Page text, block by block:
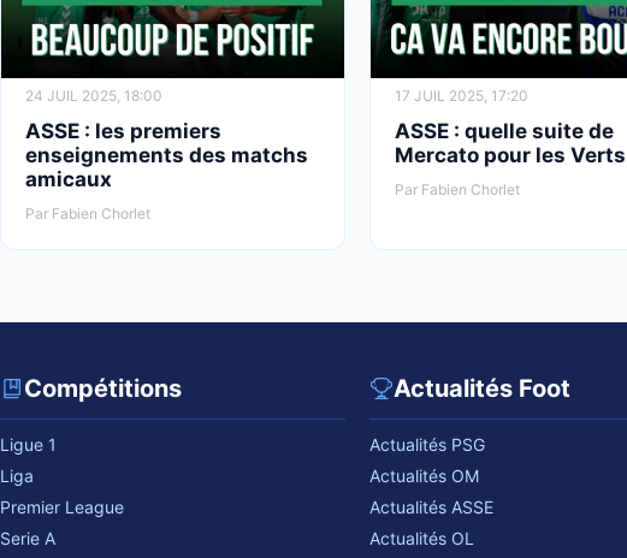
24 JUIL 2025, 18:00
ASSE : les premiers
enseignements des matchs
amicaux
Par Fabien Chorlet
17 JUIL 2025, 17:20
ASSE : quelle suite de
Mercato pour les Verts
Par Fabien Chorlet
Compétitions
Ligue 1
Liga
Premier League
Serie A
Actualités Foot
Actualités PSG
Actualités OM
Actualités ASSE
Actualités OL